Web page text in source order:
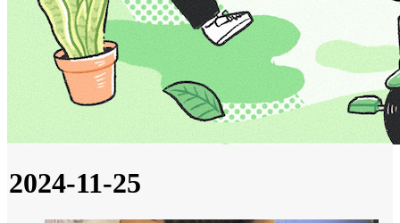
2024-11-25